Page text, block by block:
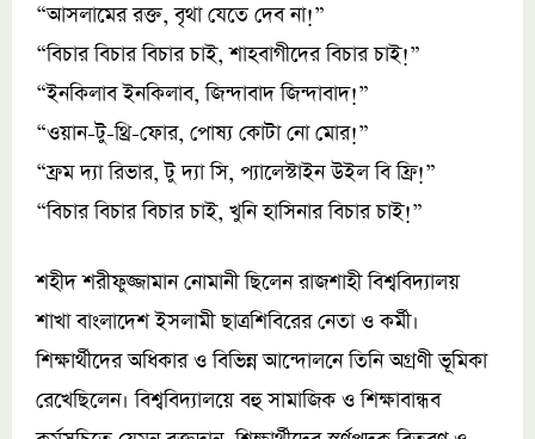
“আসলামের রক্ত, বৃথা যেতে দেব না!”
“বিচার বিচার বিচার চাই, শাহবাগীদের বিচার চাই!”
“ইনকিলাব ইনকিলাব, জিন্দাবাদ জিন্দাবাদ!”
“ওয়ান-টু-থ্রি-ফোর, পোষ্য কোটা নো মোর!”
“ফ্রম দ্যা রিভার, টু দ্যা সি, প্যালেস্টাইন উইল বি ফ্রি!”
“বিচার বিচার বিচার চাই, খুনি হাসিনার বিচার চাই!”
শহীদ শরীফুজ্জামান নোমানী ছিলেন রাজশাহী বিশ্ববিদ্যালয়
শাখা বাংলাদেশ ইসলামী ছাত্রশিবিরের নেতা ও কর্মী।
শিক্ষার্থীদের অধিকার ও বিভিন্ন আন্দোলনে তিনি অগ্রণী ভূমিকা
রেখেছিলেন। বিশ্ববিদ্যালয়ে বহু সামাজিক ও শিক্ষাবান্ধব